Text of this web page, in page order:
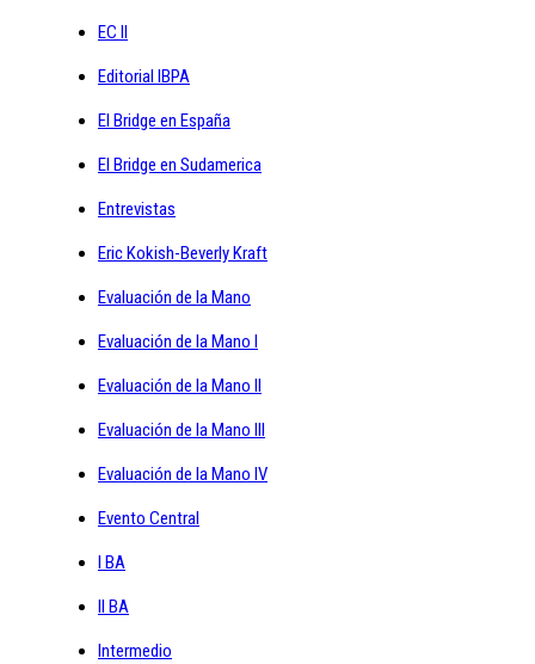
EC II
Editorial IBPA
El Bridge en España
El Bridge en Sudamerica
Entrevistas
Eric Kokish-Beverly Kraft
Evaluación de la Mano
Evaluación de la Mano I
Evaluación de la Mano II
Evaluación de la Mano III
Evaluación de la Mano IV
Evento Central
I BA
II BA
Intermedio